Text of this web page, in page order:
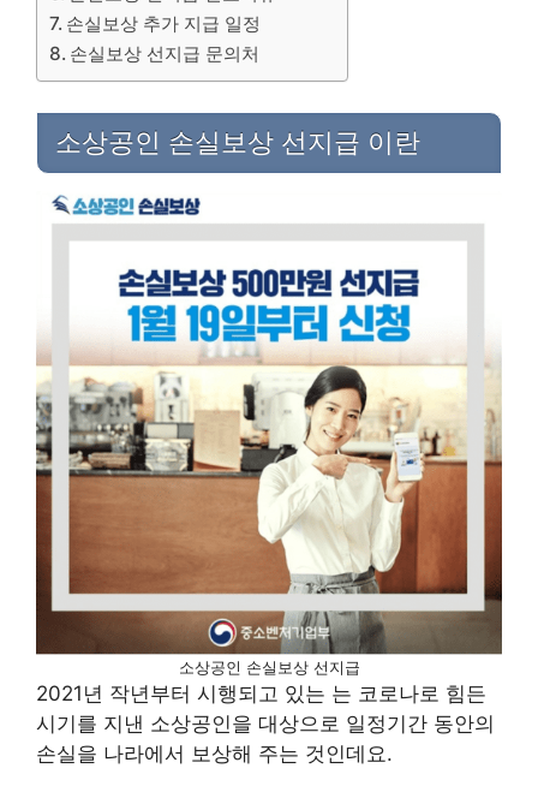
손실보상 추가 지급 일정
손실보상 선지급 문의처
소상공인 손실보상 선지급 이란
소상공인 손실보상 선지급
2021년 작년부터 시행되고 있는 는 코로나로 힘든
시기를 지낸 소상공인을 대상으로 일정기간 동안의
손실을 나라에서 보상해 주는 것인데요.